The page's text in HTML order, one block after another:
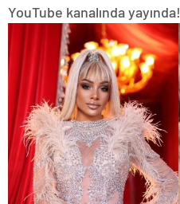
YouTube kanalında yayında!